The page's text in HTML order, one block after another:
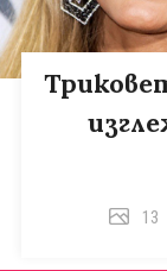
13